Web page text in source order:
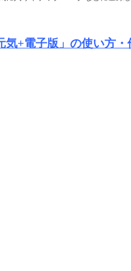
+電子版」の使い方・